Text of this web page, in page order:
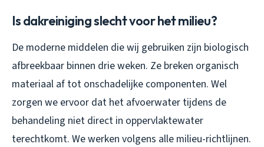
Is dakreiniging slecht voor het milieu?
De moderne middelen die wij gebruiken zijn biologisch
afbreekbaar binnen drie weken. Ze breken organisch
materiaal af tot onschadelijke componenten. Wel
zorgen we ervoor dat het afvoerwater tijdens de
behandeling niet direct in oppervlaktewater
terechtkomt. We werken volgens alle milieu-richtlijnen.